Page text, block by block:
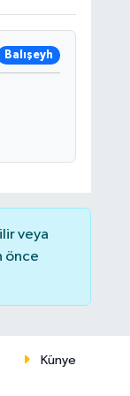
Balışeyh
veya
önce
Künye